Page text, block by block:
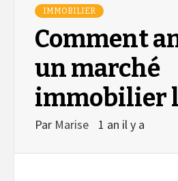
IMMOBILIER
Comment
un marché
immobilier
Par Marise 1 an il y a